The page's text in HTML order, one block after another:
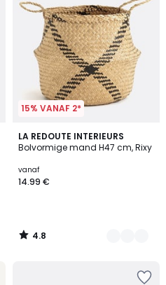
15% VANAF 2*
LA REDOUTE INTERIEURS
Bolvormige mand H47 cm, Rixy
vanaf
14.99 €
4.8
/ 5
2
Kleuren
4.8
/